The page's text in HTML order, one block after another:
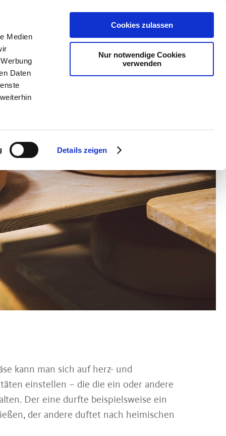
Medien
Daten
Details zeigen
Cookies zulassen
Nur notwendige Cookies
verwenden
Frischprodukte Entdecken & Verkosten
kann man sich auf herz- und
einstellen – die die ein oder andere
Der eine durfte beispielsweise ein
der andere duftet nach heimischen